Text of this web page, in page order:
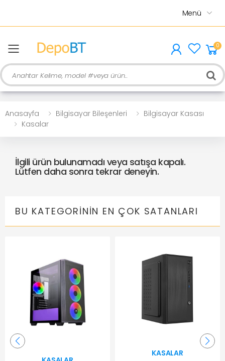
Menü
menu 0
Ara
Anasayfa Bilgisayar Bileşenleri
Bilgisayar Kasası
Kasalar
İlgili ürün bulunamadı veya satışa kapalı.
Lütfen daha sonra tekrar deneyin.
BU KATEGORININ EN ÇOK SATANLARI
KASALAR